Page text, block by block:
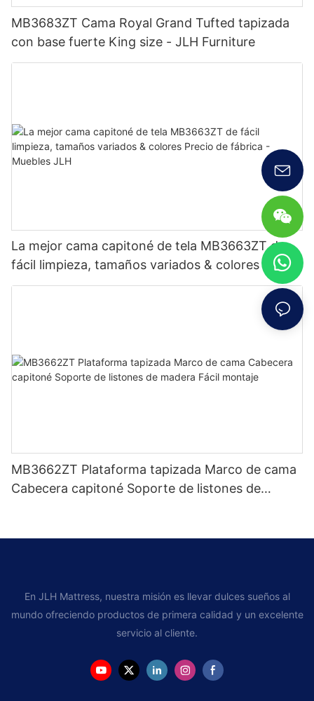
MB3683ZT Cama Royal Grand Tufted tapizada
con base fuerte King size - JLH Furniture
La mejor cama capitoné de tela MB3663ZT de
fácil limpieza, tamaños variados & colores Precio
de fábrica - Muebles JLH
MB3662ZT Plataforma tapizada Marco de cama
Cabecera capitoné Soporte de listones de
En JLH Mattress, nuestra misión es llevar dulces sueños al
mundo ofreciendo productos de primera calidad y un excelente
servicio al cliente.